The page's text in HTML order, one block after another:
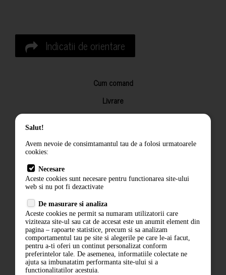
Indicatii de orientare
Cum comand
Livrare
Returnarea produselor
Termeni si conditii
Politica de confidentialitate
ANPC
Salut!
Avem nevoie de consimtamantul tau de a folosi urmatoarele
cookies:
Necesare
Aceste cookies sunt necesare pentru functionarea site-ului
web si nu pot fi dezactivate
De masurare si analiza
Aceste cookies ne permit sa numaram utilizatorii care
viziteaza site-ul sau cat de accesat este un anumit element din
pagina – rapoarte statistice, precum si sa analizam
comportamentul tau pe site si alegerile pe care le-ai facut,
pentru a-ti oferi un continut personalizat conform
preferintelor tale. De asemenea, informatiile colectate ne
ajuta sa imbunatatim performanta site-ului si a
functionalitatilor acestuia.